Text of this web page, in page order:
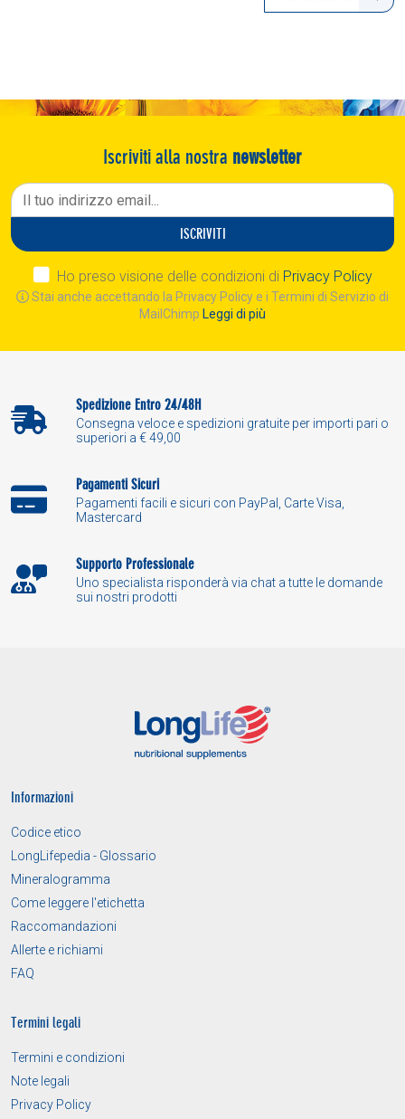
Iscriviti alla nostra newsletter
ISCRIVITI
Ho preso visione delle condizioni di Privacy Policy
Stai anche accettando la Privacy Policy e i Termini di Servizio di
MailChimp Leggi di più
Spedizione Entro 24/48H
Consegna veloce e spedizioni gratuite per importi pari o
superiori a € 49,00
Pagamenti Sicuri
Pagamenti facili e sicuri con PayPal, Carte Visa,
Mastercard
Supporto Professionale
Uno specialista risponderà via chat a tutte le domande
sui nostri prodotti
Informazioni
Codice etico
LongLifepedia - Glossario
Mineralogramma
Come leggere l'etichetta
Raccomandazioni
Allerte e richiami
FAQ
Termini legali
Termini e condizioni
Note legali
Privacy Policy